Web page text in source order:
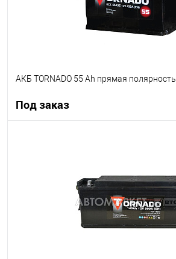
АКБ TORNADO 55 Ah прямая полярность
Под заказ